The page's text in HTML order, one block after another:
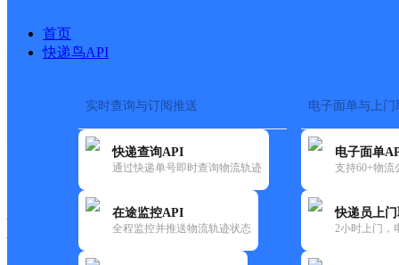
首页
快递鸟API
实时查询与订阅推送
快递查询API
通过快递单号即时查询物流轨迹
在途监控API
全程监控并推送物流轨迹状态
电子面单与上门
电子面单
支持60+物流
快递员上
2小时上门，
快运大全 快递时效